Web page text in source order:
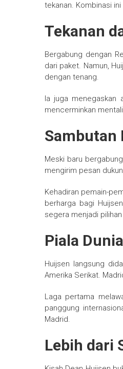
tekanan. Kombinasi
Tekanan
Bergabung dengan
dari paket. Namun,
dengan tenang.
Ia juga menegaskan
mencerminkan
Sambutan
Meski baru
mengirim pesan
Kehadiran pemain-
berharga bagi
segera menjadi
Piala
Huijsen langsung
Amerika Serikat.
Laga pertama
panggung
Madrid.
Lebih dari